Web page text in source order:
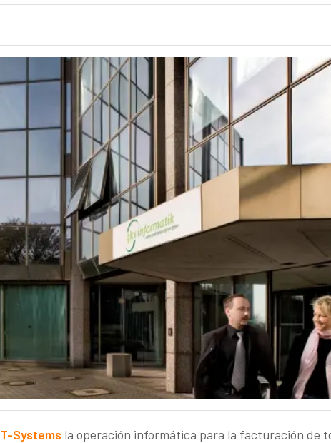
T-Systems la operación informática para la facturación de